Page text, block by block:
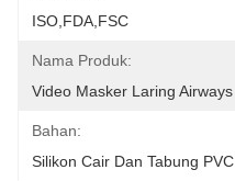
ISO,FDA,FSC
Nama Produk:
Video Masker Laring Airways
Bahan:
Silikon Cair Dan Tabung PVC